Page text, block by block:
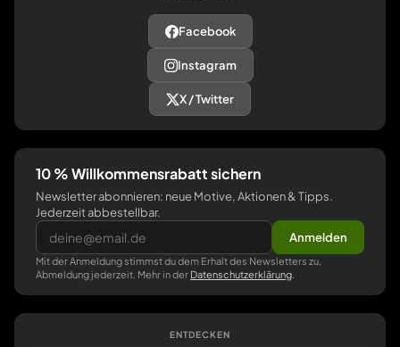
Facebook
Instagram
X / Twitter
10 % Willkommensrabatt sichern
Newsletter abonnieren: neue Motive, Aktionen & Tipps.
Jederzeit abbestellbar.
Anmelden
Mit der Anmeldung stimmst du dem Erhalt des Newsletters zu,
Abmeldung jederzeit. Mehr in der Datenschutzerklärung
ENTDECKEN